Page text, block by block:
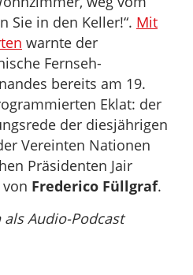
Sie in den Keller!“. Mit
warnte der
Fernseh-
bereits am 19.
Eklat: der
der diesjährigen
Vereinten Nationen
Präsidenten Jair
Frederico Füllgraf.
Audio-Podcast